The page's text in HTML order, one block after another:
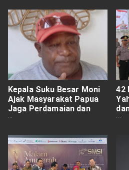
Kepala Suku Besar Moni
Ajak Masyarakat Papua
Jaga Perdamaian dan
Tidak Terprovokasi Isu
42